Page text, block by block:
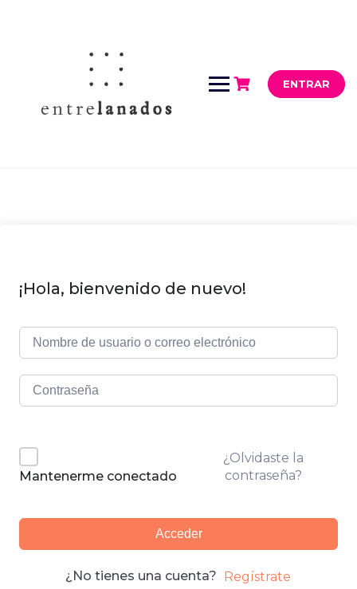
ENTRAR
¡Hola, bienvenido de nuevo!
Mantenerme conectado
¿Olvidaste la
contraseña?
Acceder
¿No tienes una cuenta? Regístrate